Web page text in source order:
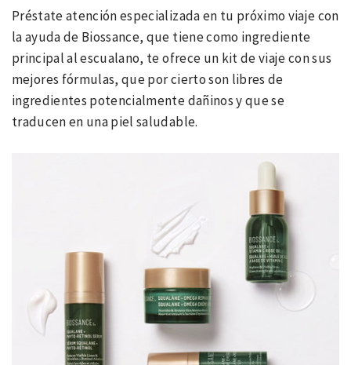
Préstate atención especializada en tu próximo viaje con
la ayuda de Biossance, que tiene como ingrediente
principal al escualano, te ofrece un kit de viaje con sus
mejores fórmulas, que por cierto son libres de
ingredientes potencialmente dañinos y que se
traducen en una piel saludable.